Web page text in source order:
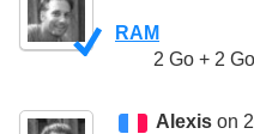
RAM
2 Go + 2 Go
Alexis on